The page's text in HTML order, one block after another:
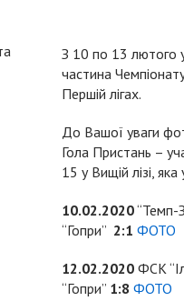
З 10 по 13 лютого
частина
Першій лігах.
До Вашої уваги
Гола Пристань –
15 у Вищій лізі,
10.02.2020“Темп-
“Гопри” 2:1 ФОТО
12.02.2020 ФСК
“Гопри” 1:8 ФОТО